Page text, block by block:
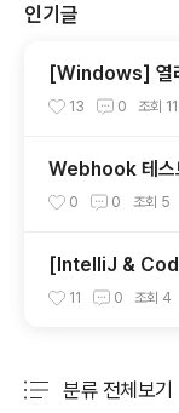
인기글
[Windows] 열
stat 사용 방법
13 0 조회 11
Webhook 테스
0 0 조회 5
[IntelliJ &
(Shortcut)
11 0 조회 4
분류 전체보기